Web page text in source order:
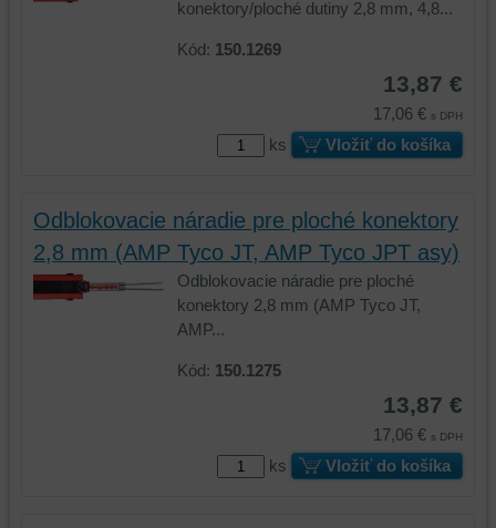
konektory/ploché dutiny 2,8 mm, 4,8...
Kód: 150.1269
13,87 €
17,06 € s DPH
ks Vložiť do košíka
Odblokovacie náradie pre ploché konektory
2,8 mm (AMP Tyco JT, AMP Tyco JPT asy)
Odblokovacie náradie pre ploché
konektory 2,8 mm (AMP Tyco JT,
AMP...
Kód: 150.1275
13,87 €
17,06 € s DPH
ks Vložiť do košíka